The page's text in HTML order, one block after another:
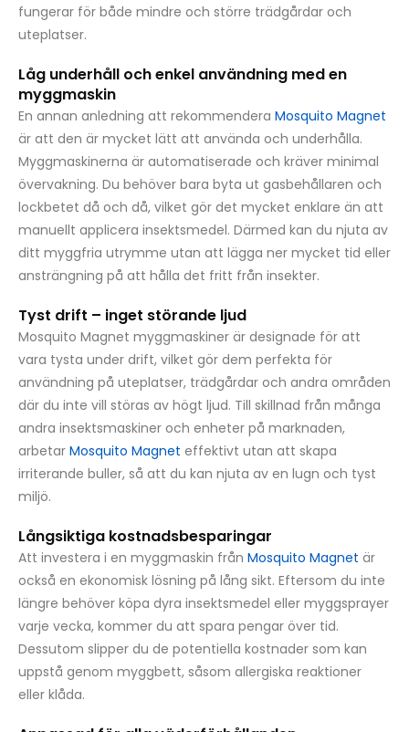
fungerar för både mindre och större trädgårdar och
uteplatser.
Låg underhåll och enkel användning med en
myggmaskin
En annan anledning att rekommendera Mosquito Magnet
är att den är mycket lätt att använda och underhålla.
Myggmaskinerna är automatiserade och kräver minimal
övervakning. Du behöver bara byta ut gasbehållaren och
lockbetet då och då, vilket gör det mycket enklare än att
manuellt applicera insektsmedel. Därmed kan du njuta av
ditt myggfria utrymme utan att lägga ner mycket tid eller
ansträngning på att hålla det fritt från insekter.
Tyst drift – inget störande ljud
Mosquito Magnet myggmaskiner är designade för att
vara tysta under drift, vilket gör dem perfekta för
användning på uteplatser, trädgårdar och andra områden
där du inte vill störas av högt ljud. Till skillnad från många
andra insektsmaskiner och enheter på marknaden,
arbetar Mosquito Magnet effektivt utan att skapa
irriterande buller, så att du kan njuta av en lugn och tyst
miljö.
Långsiktiga kostnadsbesparingar
Att investera i en myggmaskin från Mosquito Magnet är
också en ekonomisk lösning på lång sikt. Eftersom du inte
längre behöver köpa dyra insektsmedel eller myggsprayer
varje vecka, kommer du att spara pengar över tid.
Dessutom slipper du de potentiella kostnader som kan
uppstå genom myggbett, såsom allergiska reaktioner
eller klåda.